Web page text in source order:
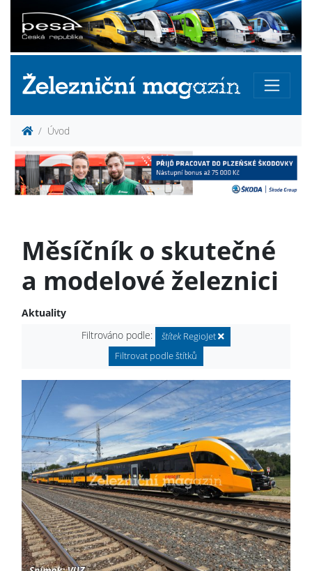
Úvod
Měsíčník o skutečné
a modelové železnici
Aktuality
Filtrováno podle:
štítek RegioJet
Filtrovat podle štítků